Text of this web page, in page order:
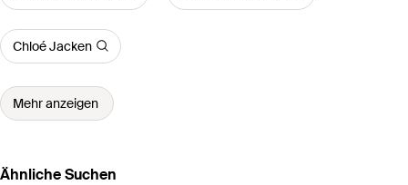
Chloé Jacken
Mehr anzeigen
Ähnliche Suchen